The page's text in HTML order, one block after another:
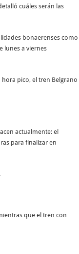
cuáles serán las
bonaerenses como
lunes a viernes
pico, el tren Belgrano
actualmente: el
para finalizar en
que el tren con